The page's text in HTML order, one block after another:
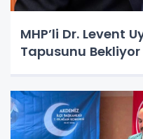
MHP’li Dr. Levent
Tapusunu Bekliyor